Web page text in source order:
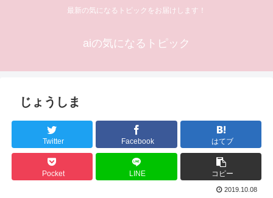
最新の気になるトピックをお届けします！
aiの気になるトピック
じょうしま
Twitter Facebook はてブ
Pocket LINE コピー
2019.10.08